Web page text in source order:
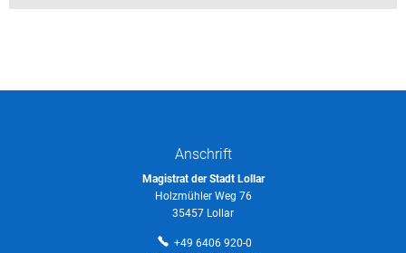
Anschrift
Magistrat der Stadt Lollar
Holzmühler Weg 76
35457 Lollar
+49 6406 920-0